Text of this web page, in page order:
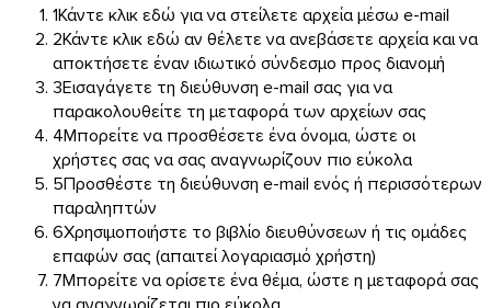
Linux
Κινητά
1Κάντε κλικ εδώ για να στείλετε αρχεία μέσω e-mail
2Κάντε κλικ εδώ αν θέλετε να ανεβάσετε αρχεία και να
αποκτήσετε έναν ιδιωτικό σύνδεσμο προς διανομή
3Εισαγάγετε τη διεύθυνση e-mail σας για να
παρακολουθείτε τη μεταφορά των αρχείων σας
4Μπορείτε να προσθέσετε ένα όνομα, ώστε οι
χρήστες σας να σας αναγνωρίζουν πιο εύκολα
5Προσθέστε τη διεύθυνση e-mail ενός ή περισσότερων
παραληπτών
6Χρησιμοποιήστε το βιβλίο διευθύνσεων ή τις ομάδες
επαφών σας (απαιτεί λογαριασμό χρήστη)
7Μπορείτε να ορίσετε ένα θέμα, ώστε η μεταφορά σας